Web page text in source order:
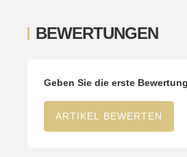
BEWERTUNGEN
Geben Sie die erste
ARTIKEL BEWERTEN